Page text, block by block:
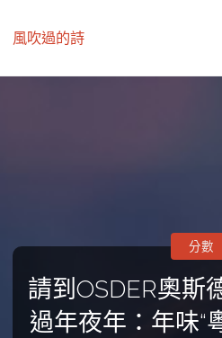
風吹過的詩
請到OSDER奧斯
過年夜年：年味“
分數